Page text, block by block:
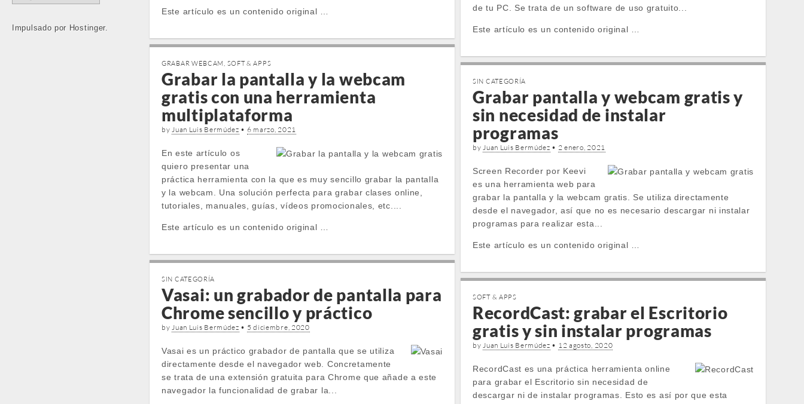
Impulsado por Hostinger.
Este artículo es un contenido original …
de tu PC. Se trata de un software de uso gratuito...
Este artículo es un contenido original …
GRABAR WEBCAM, SOFT & APPS
Grabar la pantalla y la webcam
gratis con una herramienta
multiplataforma
byJuan Luis Bermúdez • 6 marzo, 2021
En este artículo os
quiero presentar una
práctica herramienta con la que es muy sencillo grabar la pantalla
y la webcam. Una solución perfecta para grabar clases online,
tutoriales, manuales, guías, vídeos promocionales, etc....
Este artículo es un contenido original …
SIN CATEGORÍA
Grabar pantalla y webcam gratis y
sin necesidad de instalar
programas
byJuan Luis Bermúdez • 2 enero, 2021
Screen Recorder por Keevi
es una herramienta web para
grabar la pantalla y la webcam gratis. Se utiliza directamente
desde el navegador, así que no es necesario descargar ni instalar
programas para realizar esta...
Este artículo es un contenido original …
SIN CATEGORÍA
Vasai: un grabador de pantalla para
Chrome sencillo y práctico
byJuan Luis Bermúdez • 5 diciembre, 2020
Vasai es un práctico grabador de pantalla que se utiliza
directamente desde el navegador web. Concretamente
se trata de una extensión gratuita para Chrome que añade a este
navegador la funcionalidad de grabar la...
SOFT & APPS
RecordCast: grabar el Escritorio
gratis y sin instalar programas
byJuan Luis Bermúdez • 12 agosto, 2020
RecordCast es una práctica herramienta online
para grabar el Escritorio sin necesidad de
descargar ni de instalar programas. Esto es así por que esta